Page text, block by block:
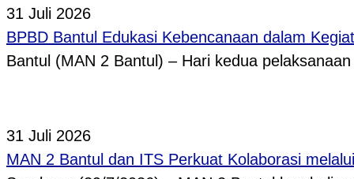
31 Juli 2026
BPBD Bantul Edukasi Kebencanaan dalam
Bantul (MAN 2 Bantul) – Hari kedua
31 Juli 2026
MAN 2 Bantul dan ITS Perkuat Kolaborasi